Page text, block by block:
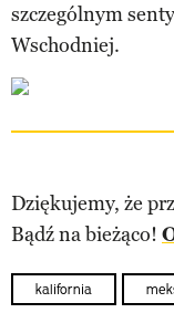
szczególnym
Wschodniej.
Dziękujemy, że
Bądź na bieżąco!
kalifornia